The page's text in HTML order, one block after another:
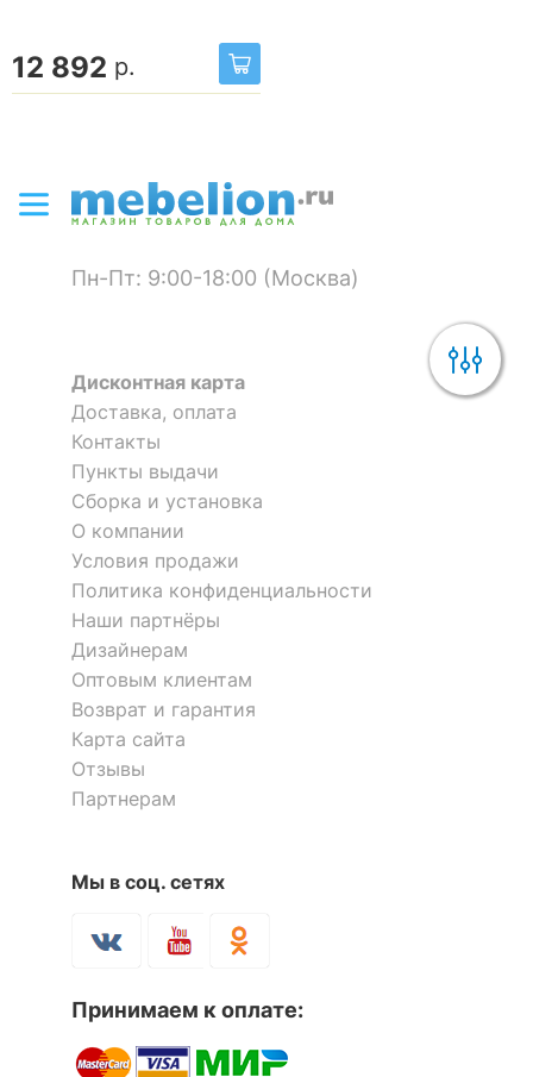
12 892 р.
Пн-Пт: 9:00-18:00 (Москва)
Дисконтная карта
Доставка, оплата
Контакты
Пункты выдачи
Сборка и установка
О компании
Условия продажи
Политика конфиденциальности
Наши партнёры
Дизайнерам
Оптовым клиентам
Возврат и гарантия
Карта сайта
Отзывы
Партнерам
Мы в соц. сетях
Принимаем к оплате: